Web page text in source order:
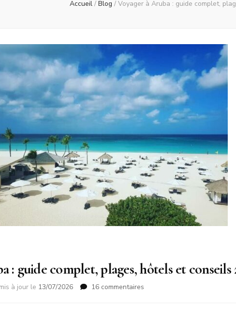
Accueil / Blog / Voyager à Aruba : guide complet,
: guide complet, plages, hôtels et conseils
mis à jour le 13/07/2026 16 commentaires